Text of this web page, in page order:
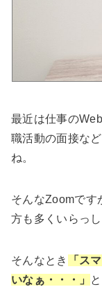
最近は仕事の
職活動の面接な
ね。
そんなZoomです
方も多くいらっし
そんなとき
「ス
いなぁ・・・」